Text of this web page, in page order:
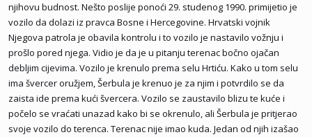
njihovu budnost. Nešto poslije ponoći 29. studenog 1990. primijetio je
vozilo da dolazi iz pravca Bosne i Hercegovine. Hrvatski vojnik
Njegova patrola je obavila kontrolu i to vozilo je nastavilo vožnju i
prošlo pored njega. Vidio je da je u pitanju terenac bočno ojačan
debljim cijevima. Vozilo je krenulo prema selu Hrtiću. Kako u tom selu
ima švercer oružjem, Šerbula je krenuo je za njim i potvrdilo se da
zaista ide prema kući švercera. Vozilo se zaustavilo blizu te kuće i
počelo se vraćati unazad kako bi se okrenulo, ali Šerbula je pritjerao
svoje vozilo do terenca. Terenac nije imao kuda. Jedan od njih izašao